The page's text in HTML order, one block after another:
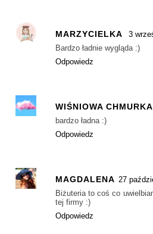
MARZYCIELKA
3
Bardzo ładnie wygląda :)
Odpowiedz
WIŚNIOWA CHMURKA
bardzo ładna :)
Odpowiedz
MAGDALENA 27
Biżuteria to coś co
tej firmy :)
Odpowiedz